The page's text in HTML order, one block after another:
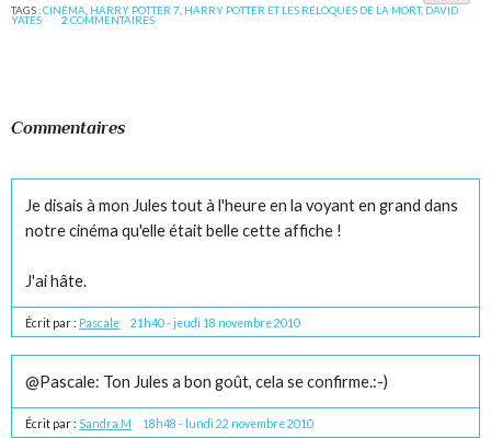
TAGS :CINÉMA HARRY POTTER 7 HARRY POTTER ET LES RELOQUES DE LA MORT, DAVID
YATES 2 COMMENTAIRES
Commentaires
Je disais à mon Jules tout à l'heure en la voyant en grand dans
notre cinéma qu'elle était belle cette affiche !
J'ai hâte.
Écrit par : Pascale 21h40-jeudi 18 novembre 2010
@Pascale: Ton Jules a bon goût, cela se confirme.:-)
Écrit par : Sandra.M 18h48 - lundi 22 novembre 2010